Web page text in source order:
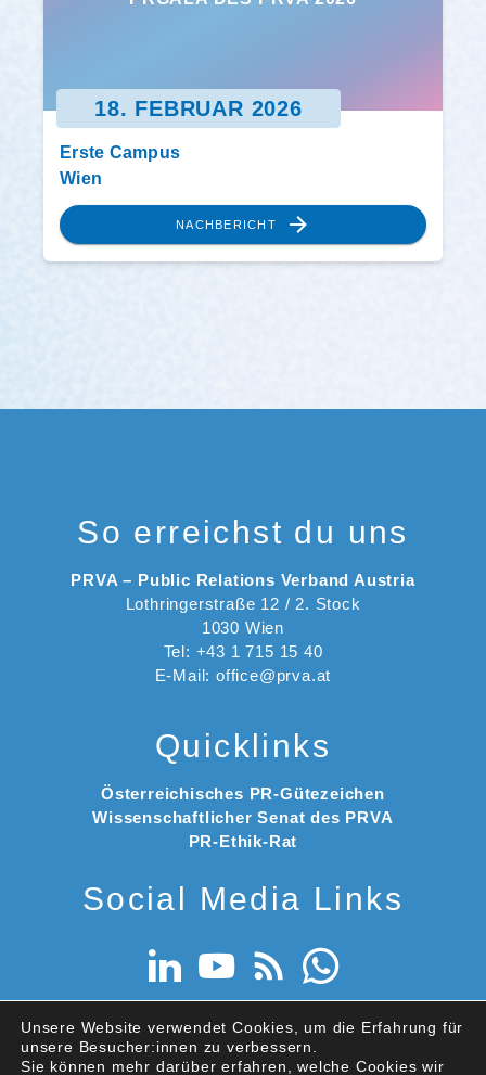
18. FEBRUAR 2026
Erste Campus
Wien
NACHBERICHT
So erreichst du uns
PRVA – Public Relations Verband Austria
Lothringerstraße 12 / 2. Stock
1030 Wien
Tel: +43 1 715 15 40
E-Mail: office@prva.at
Quicklinks
Österreichisches PR-Gütezeichen
Wissenschaftlicher Senat des PRVA
PR-Ethik-Rat
Social Media Links
Unsere Website verwendet Cookies, um die Erfahrung für
unsere Besucher:innen zu verbessern.
Sie können mehr darüber erfahren, welche Cookies wir